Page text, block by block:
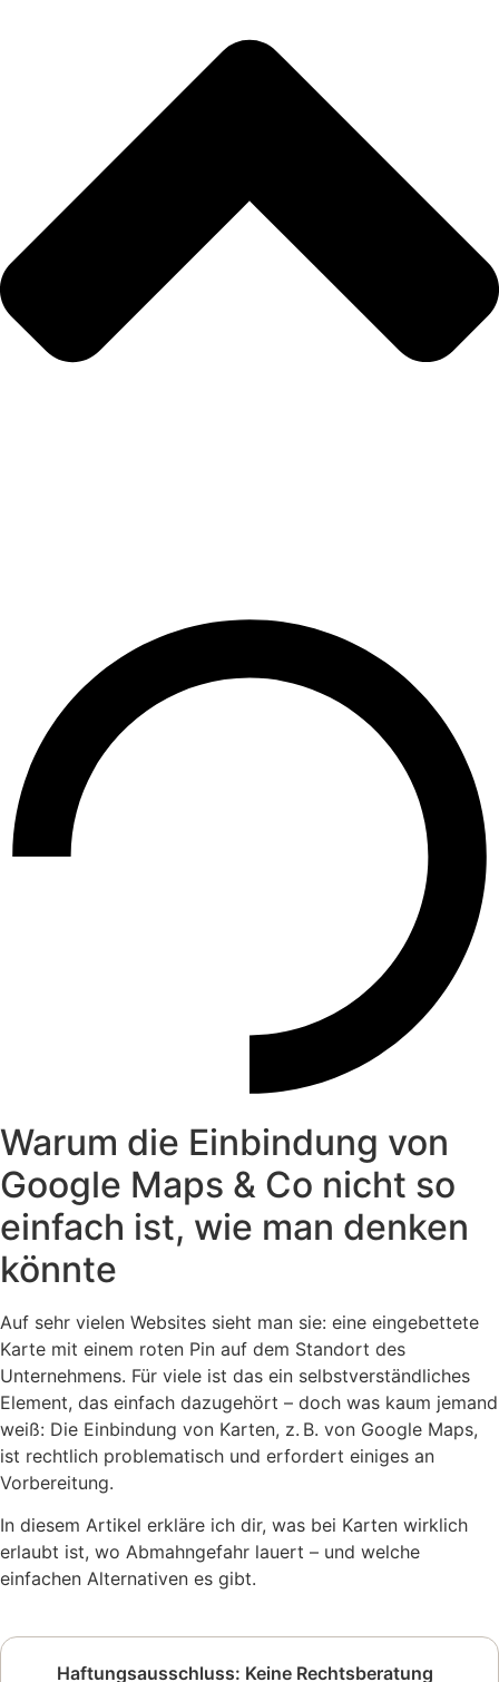
Warum die Einbindung von
Google Maps & Co nicht so
einfach ist, wie man denken
könnte
Auf sehr vielen Websites sieht man sie: eine eingebettete
Karte mit einem roten Pin auf dem Standort des
Unternehmens. Für viele ist das ein selbstverständliches
Element, das einfach dazugehört – doch was kaum jemand
weiß: Die Einbindung von Karten, z. B. von Google Maps,
ist rechtlich problematisch und erfordert einiges an
Vorbereitung.
In diesem Artikel erkläre ich dir, was bei Karten wirklich
erlaubt ist, wo Abmahngefahr lauert – und welche
einfachen Alternativen es gibt.
Haftungsausschluss: Keine Rechtsberatung